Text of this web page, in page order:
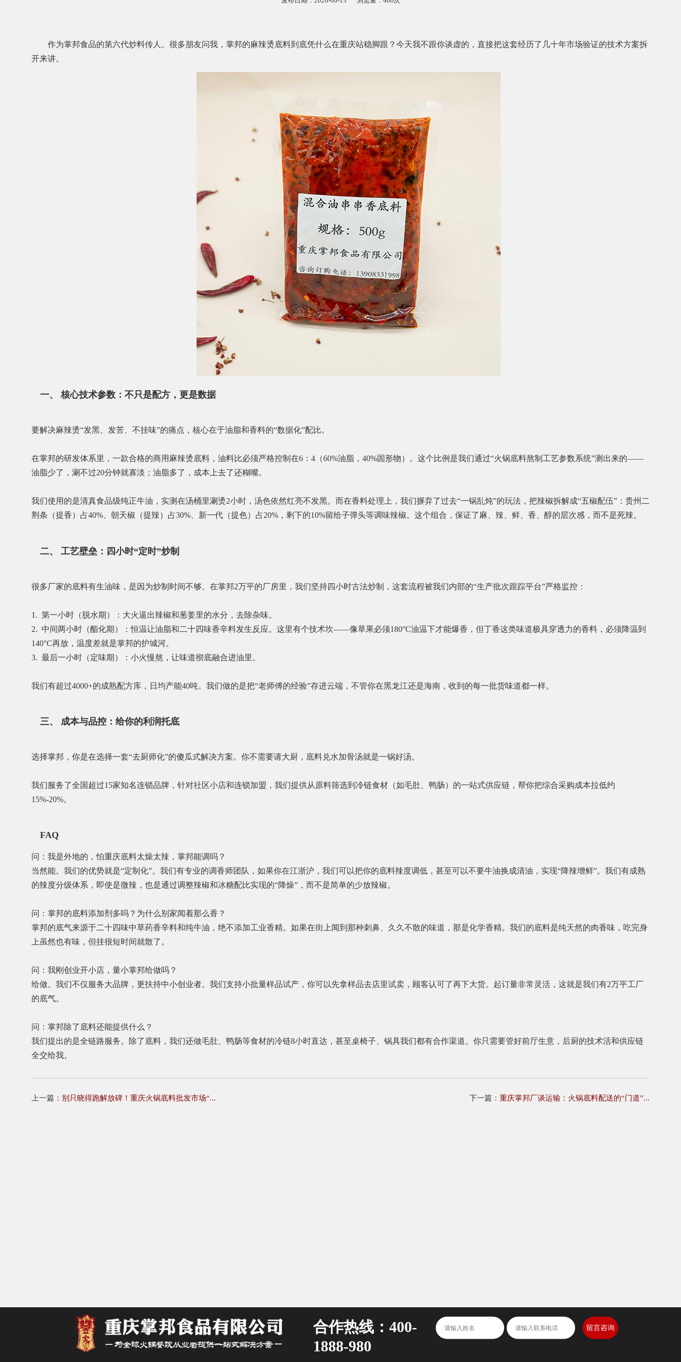
作为掌邦食品的第六代炒料传人。很多朋友问我，掌邦的麻辣烫底料到底凭什么在重庆站稳脚跟？今天我不跟你谈虚的，直接把这套经历了几十年市场验证的技术方案拆
开来讲。
一、 核心技术参数：不只是配方，更是数据
要解决麻辣烫“发黑、发苦、不挂味”的痛点，核心在于油脂和香料的“数据化”配比。
在掌邦的研发体系里，一款合格的商用麻辣烫底料，油料比必须严格控制在6：4（60%油脂，40%固形物）。这个比例是我们通过“火锅底料熬制工艺参数系统”测出来的——
油脂少了，涮不过20分钟就寡淡；油脂多了，成本上去了还糊嘴。
我们使用的是清真食品级纯正牛油，实测在汤桶里涮烫2小时，汤色依然红亮不发黑。而在香料处理上，我们摒弃了过去“一锅乱炖”的玩法，把辣椒拆解成“五椒配伍”：贵州二
荆条（提香）占40%、朝天椒（提辣）占30%、新一代（提色）占20%，剩下的10%留给子弹头等调味辣椒。这个组合，保证了麻、辣、鲜、香、醇的层次感，而不是死辣。
二、 工艺壁垒：四小时“定时”炒制
很多厂家的底料有生油味，是因为炒制时间不够。在掌邦2万平的厂房里，我们坚持四小时古法炒制，这套流程被我们内部的“生产批次跟踪平台”严格监控：
1. 第一小时（脱水期）：大火逼出辣椒和葱姜里的水分，去除杂味。
2. 中间两小时（酯化期）：恒温让油脂和二十四味香辛料发生反应。这里有个技术坎——像草果必须180°C油温下才能爆香，但丁香这类味道极具穿透力的香料，必须降温到
140°C再放，温度差就是掌邦的护城河。
3. 最后一小时（定味期）：小火慢熬，让味道彻底融合进油里。
我们有超过4000+的成熟配方库，日均产能40吨。我们做的是把“老师傅的经验”存进云端，不管你在黑龙江还是海南，收到的每一批货味道都一样。
三、 成本与品控：给你的利润托底
选择掌邦，你是在选择一套“去厨师化”的傻瓜式解决方案。你不需要请大厨，底料兑水加骨汤就是一锅好汤。
我们服务了全国超过15家知名连锁品牌，针对社区小店和连锁加盟，我们提供从原料筛选到冷链食材（如毛肚、鸭肠）的一站式供应链，帮你把综合采购成本拉低约
15%-20%。
FAQ
问：我是外地的，怕重庆底料太燥太辣，掌邦能调吗？
当然能。我们的优势就是“定制化”。我们有专业的调香师团队，如果你在江浙沪，我们可以把你的底料辣度调低，甚至可以不要牛油换成清油，实现“降辣增鲜”。我们有成熟
的辣度分级体系，即使是微辣，也是通过调整辣椒和冰糖配比实现的“降燥”，而不是简单的少放辣椒。
问：掌邦的底料添加剂多吗？为什么别家闻着那么香？
掌邦的底气来源于二十四味中草药香辛料和纯牛油，绝不添加工业香精。如果在街上闻到那种刺鼻、久久不散的味道，那是化学香精。我们的底料是纯天然的肉香味，吃完身
上虽然也有味，但挂很短时间就散了。
问：我刚创业开小店，量小掌邦给做吗？
给做。我们不仅服务大品牌，更扶持中小创业者。我们支持小批量样品试产，你可以先拿样品去店里试卖，顾客认可了再下大货。起订量非常灵活，这就是我们有2万平工厂
的底气。
问：掌邦除了底料还能提供什么？
我们提出的是全链路服务。除了底料，我们还做毛肚、鸭肠等食材的冷链8小时直达，甚至桌椅子、锅具我们都有合作渠道。你只需要管好前厅生意，后厨的技术活和供应链
全交给我。
上一篇： 别只晓得跑解放碑！重庆火锅底料批发市场“... 下一篇： 重庆掌邦厂谈运输：火锅底料配送的“门道”...
合作热线：400-
1888-980